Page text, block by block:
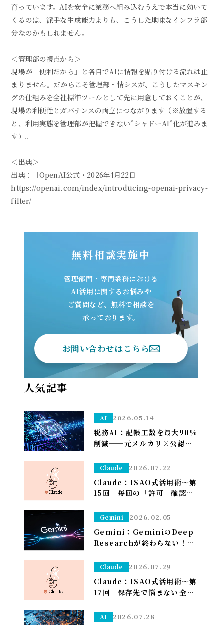
育っています。AIを安全に業務へ組み込むうえで本当に効いて
くるのは、派手な生成能力よりも、こうした地味なインフラ部
分なのかもしれません。
＜管理部の視点から＞
現場が「便利だから」と各自でAIに情報を貼り付ける流れは止
まりません。だからこそ管理部・情シスが、こうしたマスキン
グの仕組みを全社標準ツールとして先に用意しておくことが、
現場の利便性とガバナンスの両立につながります（※放置する
と、利用実態を管理部が把握できない”シャドーAI”化が進みま
す）。
＜出典＞
出典：［OpenAI公式・2026年4月22日］
https://openai.com/index/introducing-openai-privacy-
filter/
無料相談実施中
管理部門・専門業務における
AI活用に関するお悩みや
ご質問など、無料で相談を
承っております。
お問い合わせはこちら
人気記事
AI 2026.05.14
税務AI：記帳工数を最大90%
削減──元メルカリ×公認会
Zeimee、半年後の本格投入
Claude 2026.07.22
Claude：ISAO式活用術～第
15回 毎回の「許可」確認が
は「常に許可」で流す（※管
Gemini 2026.02.05
Gemini：GeminiのDeep
Researchが終わらない！？
た1つ」のこと
Claude 2026.07.29
Claude：ISAO式活用術～第
17回 保存先で悩まない――全部
して、仕分けはClaudeに任
AI 2026.07.28